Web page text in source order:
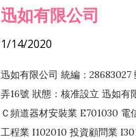
迅如有限公司
1/14/2020
迅如有限公司 統編：
弄16號 狀態：核准設立 迅如有
Ｃ頻道器材安裝業 E701030
工程業 I102010 投資顧問業